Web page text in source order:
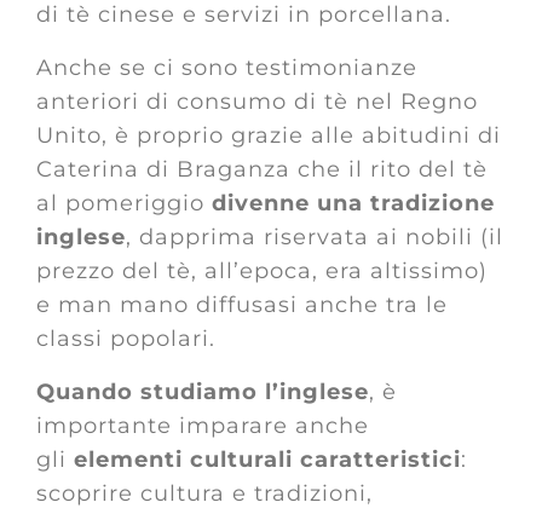
di tè cinese e servizi in porcellana.
Anche se ci sono testimonianze
anteriori di consumo di tè nel Regno
Unito, è proprio grazie alle abitudini di
Caterina di Braganza che il rito del tè
al pomeriggio divenne una tradizione
inglese, dapprima riservata ai nobili (il
prezzo del tè, all’epoca, era altissimo)
e man mano diffusasi anche tra le
classi popolari.
Quando studiamo l’inglese, è
importante imparare anche
gli elementi culturali caratteristici:
scoprire cultura e tradizioni,